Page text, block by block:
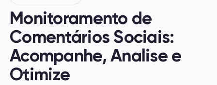
Monitoramento de
Comentários Sociais:
Acompanhe, Analise e
Otimize